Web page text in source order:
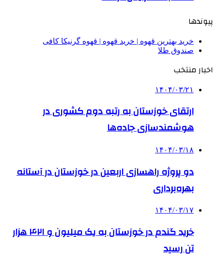
پیوندها
خرید بهترین قهوه | خرید قهوه | قهوه گرنیکا کافی
صندوق طلا
اخبار منتخب
۱۴۰۴/۰۳/۲۱
ارتقای خوزستان به رتبه دوم کشوری در
هوشمندسازی جاده‌ها
۱۴۰۴/۰۳/۱۸
دو پروژه راهسازی اربعین در خوزستان در آستانه
بهره‌برداری
۱۴۰۴/۰۳/۱۷
خرید گندم در خوزستان به یک میلیون و ۴۲۱ هزار
تن رسید